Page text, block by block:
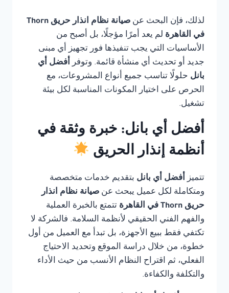
لذلك، فإن البحث عن
صيانة نظام انذار حريق Thorn
في القاهرة لم يعد أمرًا مؤجلًا، بل أصبح من
الأساسيات التي يجب تنفيذها فور تجهيز أي مبنى
جديد أو تحديث أي منشأة قائمة. وتوفر أفضل أي
بانل حلولًا تناسب جميع أنواع المشروعات، مع
الحرص على اختيار المكونات المناسبة لكل بيئة
تشغيل.
أفضل أي بانل: خبرة وثقة في
أنظمة إنذار الحريق
تتميز أفضل أي بانل بتقديم خدمات متخصصة
ومتكاملة لكل عميل يبحث عن صيانة نظام انذار
حريق Thorn في القاهرة
تتمتع بالخبرة العملية
والفهم الفني الحقيقي لأنظمة السلامة. فالشركة لا
تكتفي فقط ببيع الأجهزة، بل تبدأ مع العميل من أول
خطوة، من خلال دراسة الموقع وتحديد الاحتياج
الفعلي، ثم اقتراح النظام الأنسب من حيث الأداء
والتكلفة والكفاءة.